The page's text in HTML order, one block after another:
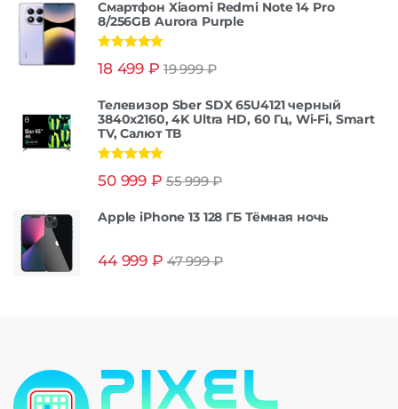
Смартфон Xiaomi Redmi Note 14 Pro
8/256GB Aurora Purple
из 5
18 499 ₽ 19 999₽
Телевизор Sber SDX 65U4121 черный
3840x2160, 4K Ultra HD, 60 Гц, Wi-Fi, Smart
TV, Салют ТВ
из 5
50 999 ₽ 55 999₽
Apple iPhone 13 128 ГБ Тёмная ночь
44 999 ₽ 47 999₽